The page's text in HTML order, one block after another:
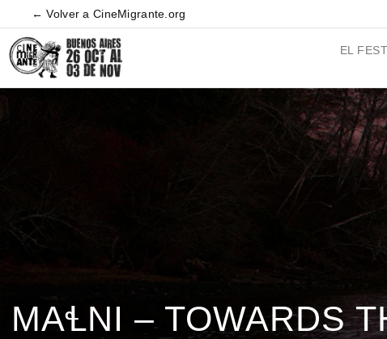
← Volver a CineMigrante.org
EL
MAꞭNI – TOWARDS